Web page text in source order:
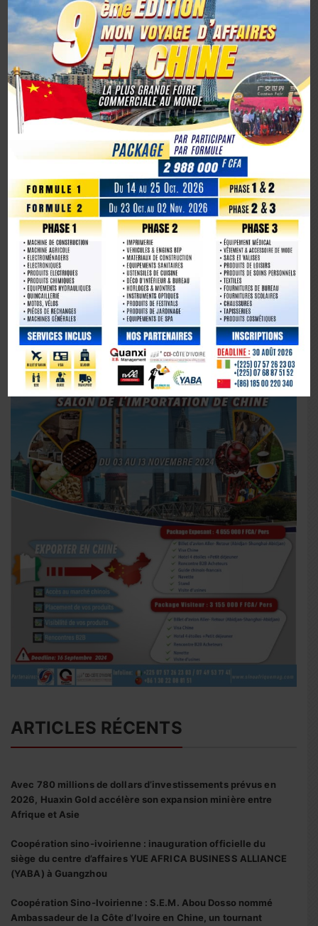
ARTICLES RÉCENTS
Avec 780 millions de dollars d’investissements prévus en
2026, Huaxin Gold accélère son expansion minière entre
Afrique et Asie
Coopération sino-ivoirienne : inauguration officielle du
siège du centre d’affaires YUE AFRICA BUSINESS ALLIANCE
(YABA) à Guangzhou
Coopération Sino-Ivoirienne : S.E.M. Abou Dosso nommé
Ambassadeur de la Côte d’Ivoire en Chine, un tournant